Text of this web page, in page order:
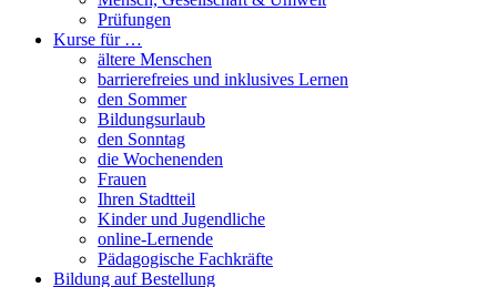
Prüfungen
Kurse für …
ältere Menschen
barrierefreies und inklusives Lernen
den Sommer
Bildungsurlaub
den Sonntag
die Wochenenden
Frauen
Ihren Stadtteil
Kinder und Jugendliche
online-Lernende
Pädagogische Fachkräfte
Bildung auf Bestellung